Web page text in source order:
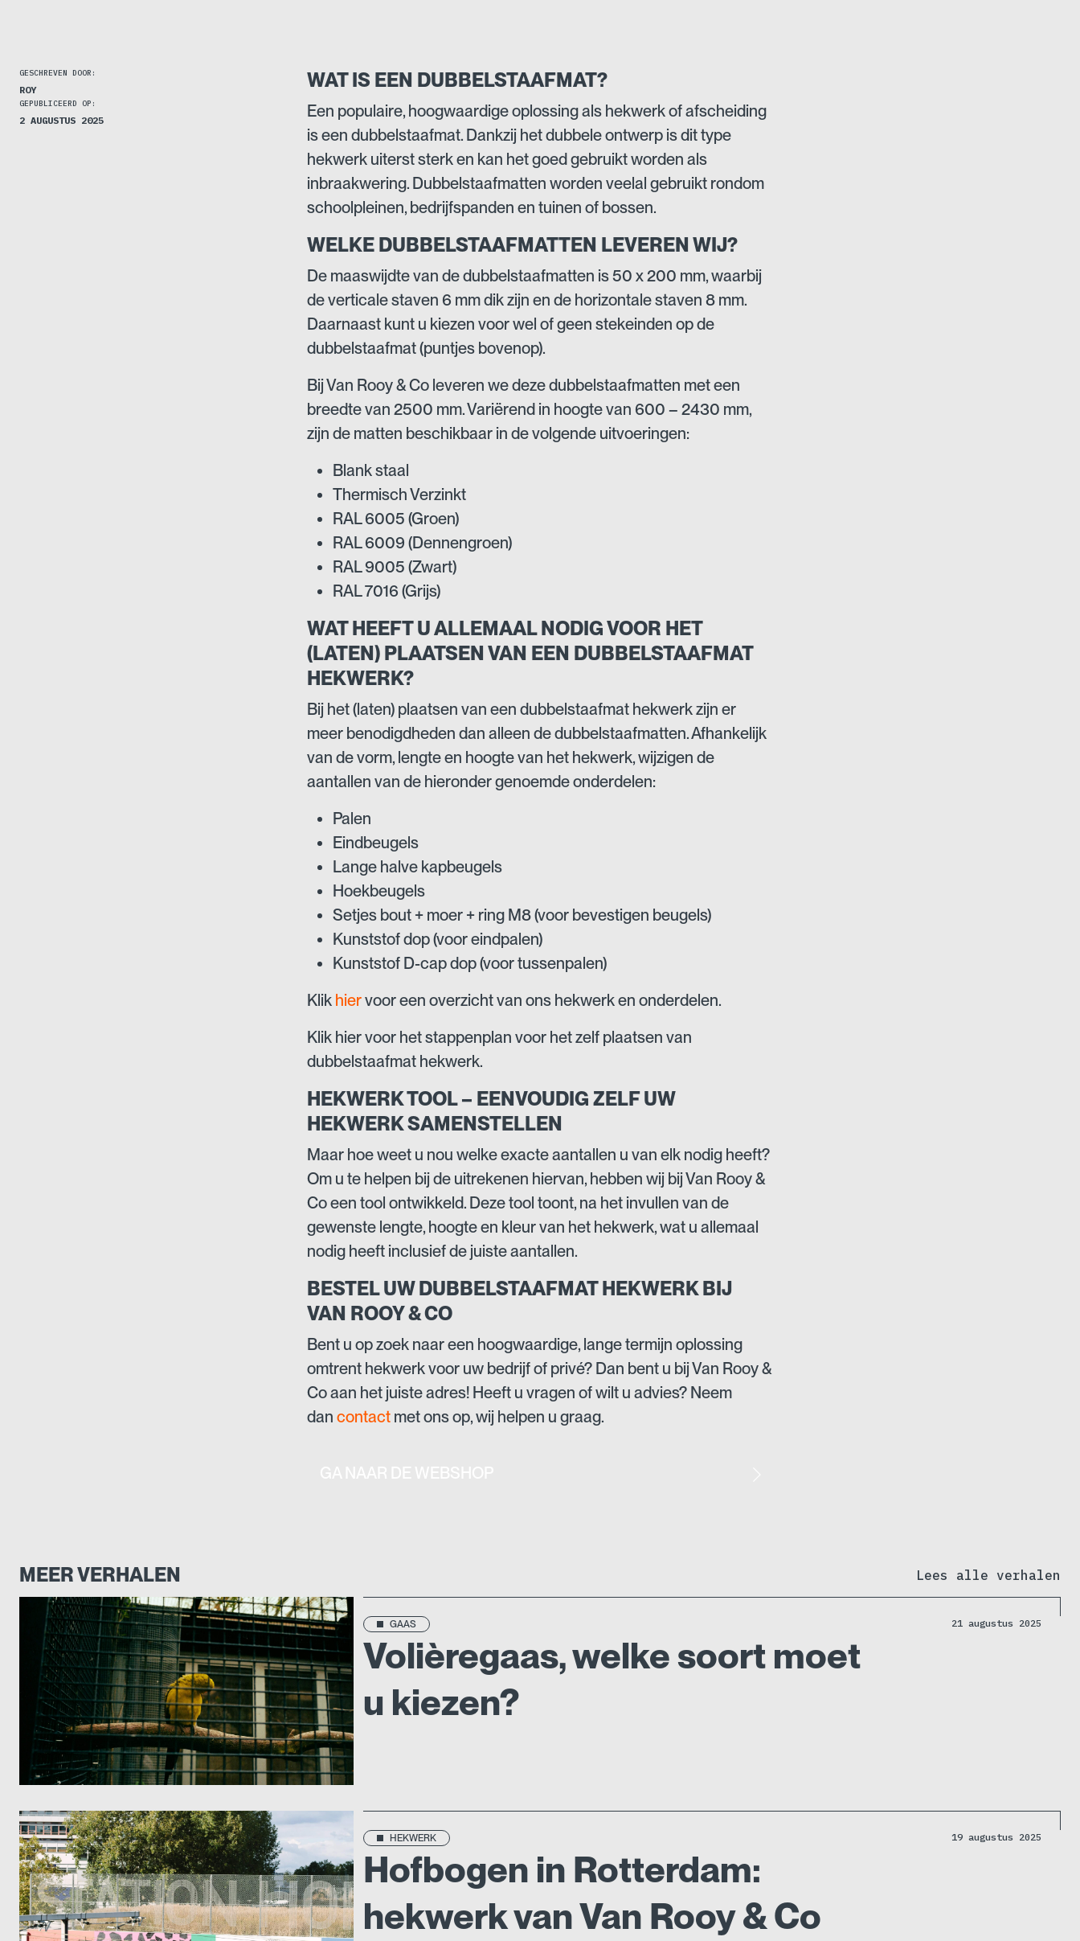
GESCHREVEN DOOR:
ROY
GEPUBLICEERD OP:
2 AUGUSTUS 2025
WAT IS EEN DUBBELSTAAFMAT?
Een populaire, hoogwaardige oplossing als hekwerk of afscheiding
is een dubbelstaafmat. Dankzij het dubbele ontwerp is dit type
hekwerk uiterst sterk en kan het goed gebruikt worden als
inbraakwering. Dubbelstaafmatten worden veelal gebruikt rondom
schoolpleinen, bedrijfspanden en tuinen of bossen.
WELKE DUBBELSTAAFMATTEN LEVEREN WIJ?
De maaswijdte van de dubbelstaafmatten is 50 x 200 mm, waarbij
de verticale staven 6 mm dik zijn en de horizontale staven 8 mm.
Daarnaast kunt u kiezen voor wel of geen stekeinden op de
dubbelstaafmat (puntjes bovenop).
Bij Van Rooy & Co leveren we deze dubbelstaafmatten met een
breedte van 2500 mm. Variërend in hoogte van 600 – 2430 mm,
zijn de matten beschikbaar in de volgende uitvoeringen:
Blank staal
Thermisch Verzinkt
RAL 6005 (Groen)
RAL 6009 (Dennengroen)
RAL 9005 (Zwart)
RAL 7016 (Grijs)
WAT HEEFT U ALLEMAAL NODIG VOOR HET
(LATEN) PLAATSEN VAN EEN DUBBELSTAAFMAT
HEKWERK?
Bij het (laten) plaatsen van een dubbelstaafmat hekwerk zijn er
meer benodigdheden dan alleen de dubbelstaafmatten. Afhankelijk
van de vorm, lengte en hoogte van het hekwerk, wijzigen de
aantallen van de hieronder genoemde onderdelen:
Palen
Eindbeugels
Lange halve kapbeugels
Hoekbeugels
Setjes bout + moer + ring M8 (voor bevestigen beugels)
Kunststof dop (voor eindpalen)
Kunststof D-cap dop (voor tussenpalen)
Klik hiervoor een overzicht van ons hekwerk en onderdelen.
Klik hier voor het stappenplan voor het zelf plaatsen van
dubbelstaafmat hekwerk.
HEKWERK TOOL – EENVOUDIG ZELF UW
HEKWERK SAMENSTELLEN
Maar hoe weet u nou welke exacte aantallen u van elk nodig heeft?
Om u te helpen bij de uitrekenen hiervan, hebben wij bij Van Rooy &
Co een tool ontwikkeld. Deze tool toont, na het invullen van de
gewenste lengte, hoogte en kleur van het hekwerk, wat u allemaal
nodig heeft inclusief de juiste aantallen.
BESTEL UW DUBBELSTAAFMAT HEKWERK BIJ
VAN ROOY & CO
Bent u op zoek naar een hoogwaardige, lange termijn oplossing
omtrent hekwerk voor uw bedrijf of privé? Dan bent u bij Van Rooy &
Co aan het juiste adres! Heeft u vragen of wilt u advies? Neem
dan contactmet ons op, wij helpen u graag.
MEER VERHALEN Lees alle verhalen
GAAS 21 augustus 2025
Volièregaas, welke soort moet
u kiezen?
HEKWERK 19 augustus 2025
Hofbogen in Rotterdam:
hekwerk van Van Rooy & Co